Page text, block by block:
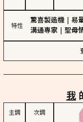
特性
驚喜製造機 易
溝通專家
聖母
我
主調 次調